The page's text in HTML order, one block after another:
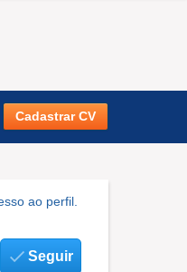
Cadastrar CV
ao perfil.
Seguir